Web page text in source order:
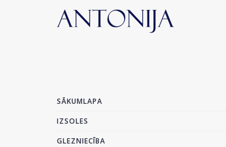
SĀKUMLAPA
IZSOLES
GLEZNIECĪBA